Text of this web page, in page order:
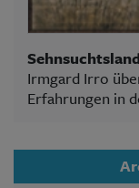
Irmgard Irro
Erfahrungen in